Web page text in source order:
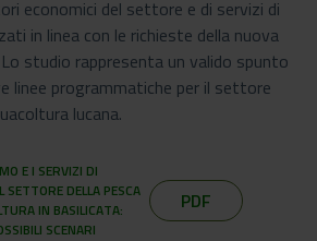
economici del settore e di servizi di
in linea con le richieste della nuova
studio rappresenta un valido spunto
linee programmatiche per il settore
lucana.
E I SERVIZI DI
SETTORE DELLA PESCA
IN BASILICATA:
SCENARI
PDF